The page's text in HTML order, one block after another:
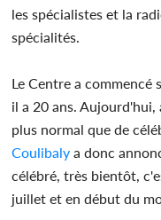
les spécialistes et la
spécialités.
Le Centre a commencé
il a 20 ans.
plus normal que de
Coulibaly a donc
célébré, très bientôt,
juillet et en début du